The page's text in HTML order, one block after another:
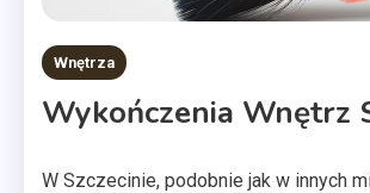
Wnętrza
Wykończenia Wnętrz
W Szczecinie, podobnie jak w innych